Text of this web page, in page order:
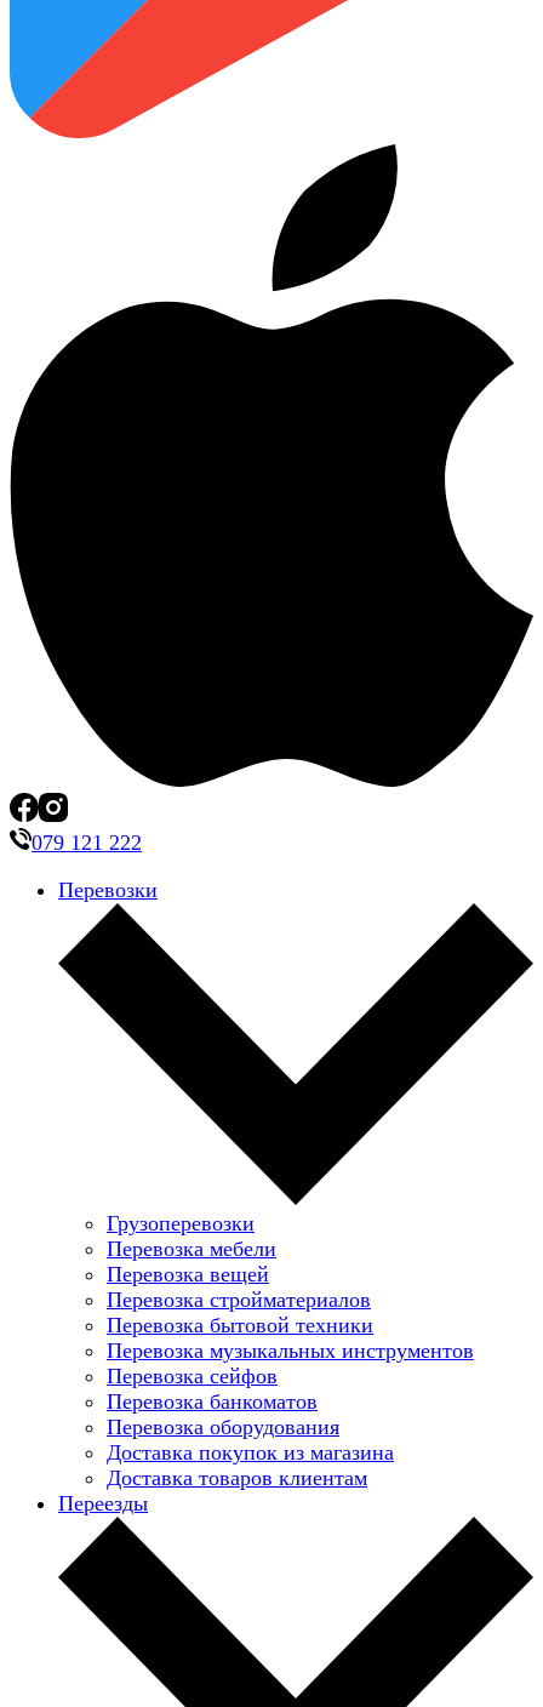
079 121 222
Перевозки
Грузоперевозки
Перевозка мебели
Перевозка вещей
Перевозка стройматериалов
Перевозка бытовой техники
Перевозка музыкальных инструментов
Перевозка сейфов
Перевозка банкоматов
Перевозка оборудования
Доставка покупок из магазина
Доставка товаров клиентам
Переезды